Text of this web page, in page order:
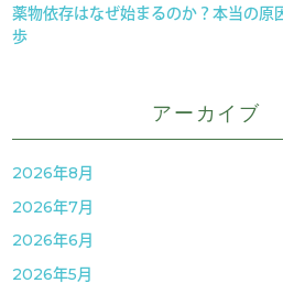
薬物依存はなぜ始まるのか？本当の原
歩
アーカイブ
2026年8月
2026年7月
2026年6月
2026年5月